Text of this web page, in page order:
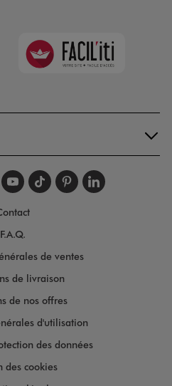
Faciliti
sur
nous sur
nous sur
Suivez-nous
Suivez-nous
Suivez-
F.A.Q.
de ventes
de livraison
de nos offres
d'utilisation
des données
des cookies